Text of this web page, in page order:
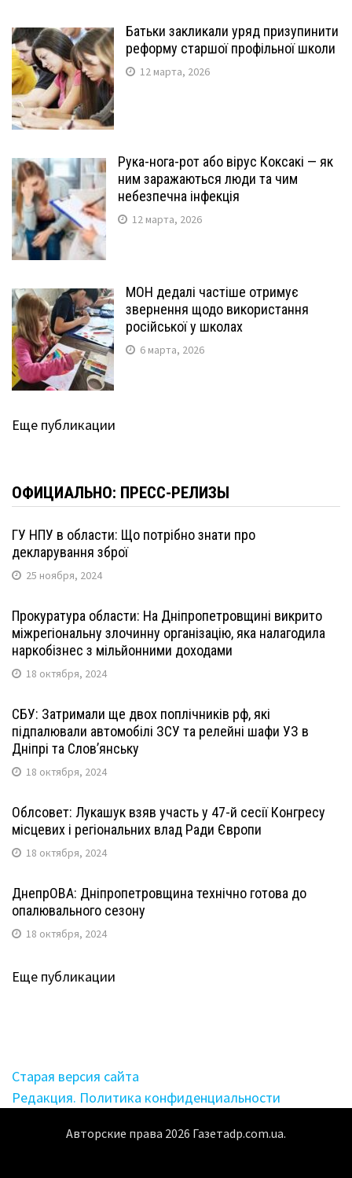
Батьки закликали уряд призупинити
реформу старшої профільної школи
12 марта, 2026
Рука-нога-рот або вірус Коксакі — як
ним заражаються люди та чим
небезпечна інфекція
12 марта, 2026
МОН дедалі частіше отримує
звернення щодо використання
російської у школах
6 марта, 2026
Еще публикации
ОФИЦИАЛЬНО: ПРЕСС-РЕЛИЗЫ
ГУ НПУ в области: Що потрібно знати про
декларування зброї
25 ноября, 2024
Прокуратура области: На Дніпропетровщині викрито
міжрегіональну злочинну організацію, яка налагодила
наркобізнес з мільйонними доходами
18 октября, 2024
СБУ: Затримали ще двох поплічників рф, які
підпалювали автомобілі ЗСУ та релейні шафи УЗ в
Дніпрі та Слов’янську
18 октября, 2024
Облсовет: Лукашук взяв участь у 47-й сесії Конгресу
місцевих і регіональних влад Ради Європи
18 октября, 2024
ДнепрОВА: Дніпропетровщина технічно готова до
опалювального сезону
18 октября, 2024
Еще публикации
Старая версия сайта
Редакция. Политика конфиденциальности
Авторские права 2026 Газетаdp.com.ua.